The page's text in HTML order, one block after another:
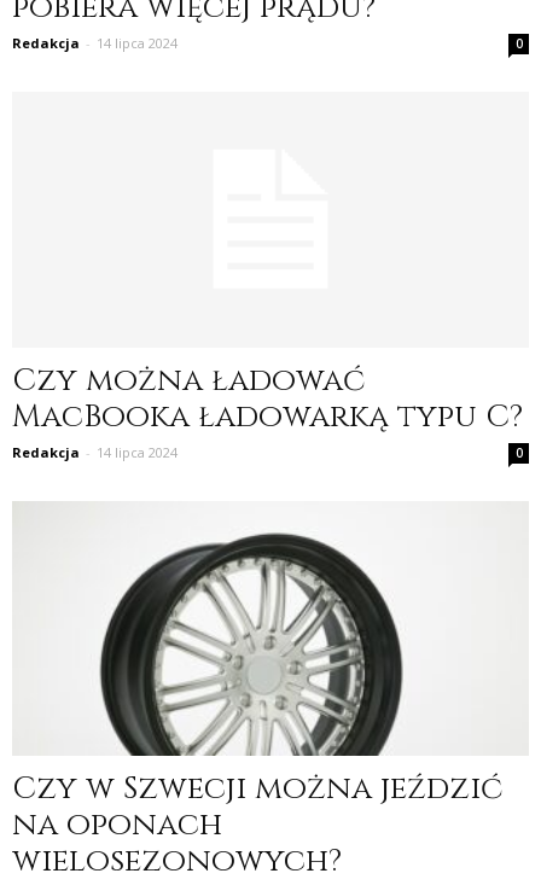
Redakcja - 14 lipca 2024 0
Czy można ładować
MacBooka ładowarką typu C?
Redakcja - 14 lipca 2024 0
Czy w Szwecji można jeździć
na oponach
wielosezonowych?